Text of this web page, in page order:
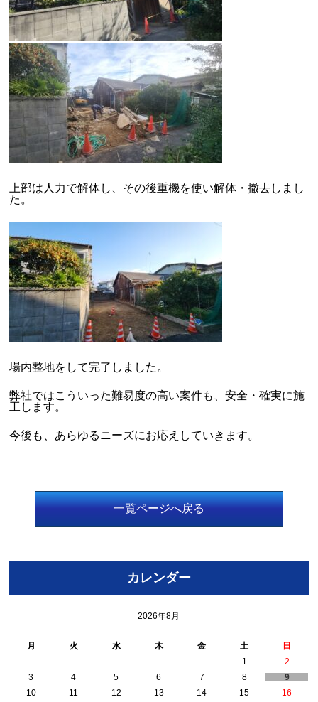
上部は人力で解体し、その後重機を使い解体・撤去しまし
た。
場内整地をして完了しました。
弊社ではこういった難易度の高い案件も、安全・確実に施
工します。
今後も、あらゆるニーズにお応えしていきます。
一覧ページへ戻る
カレンダー
2026年8月
月 火 水 木 金 土
日
1
2
3
4 5 6 7 8
9
10
11 12 13 14 15
16